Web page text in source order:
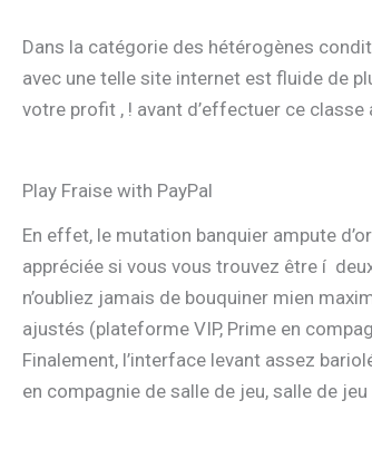
Dans la catégorie des hétérogènes
avec une telle site internet est fluide de
votre profit , ! avant d’effectuer ce
Play Fraise with PayPal
En effet, le mutation banquier ampute
appréciée si vous vous trouvez être í
n’oubliez jamais de bouquiner mien
ajustés (plateforme VIP, Prime en
Finalement, l’interface levant assez
en compagnie de salle de jeu, salle de jeu